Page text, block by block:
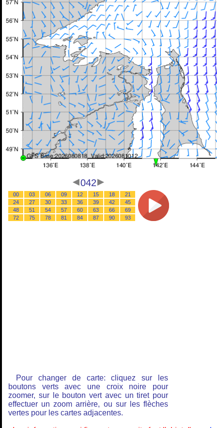
042
00 03 06 09 12 15 18
21
24
27 30 33 36 39 42
45
48
51 54 57 60 63 66
69
72
75 78 81 84 87 90 93
Pour changer de carte: cliquez sur les
boutons verts avec une croix noire pour
zoomer, sur le bouton vert avec un tiret pour
effectuer un zoom arrière, ou sur les flèches
vertes pour les cartes adjacentes.